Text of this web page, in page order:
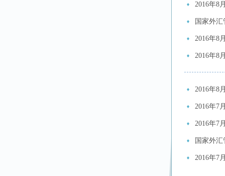
2016年8
国家外
2016年8
2016年8
2016年8
2016年7
2016年7
国家外
2016年7